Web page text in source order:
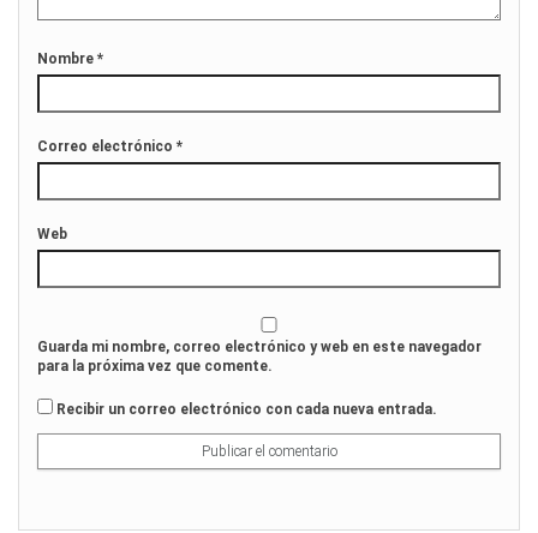
Nombre *
Correo electrónico *
Web
Guarda mi nombre, correo electrónico y web en este navegador
para la próxima vez que comente.
Recibir un correo electrónico con cada nueva entrada.